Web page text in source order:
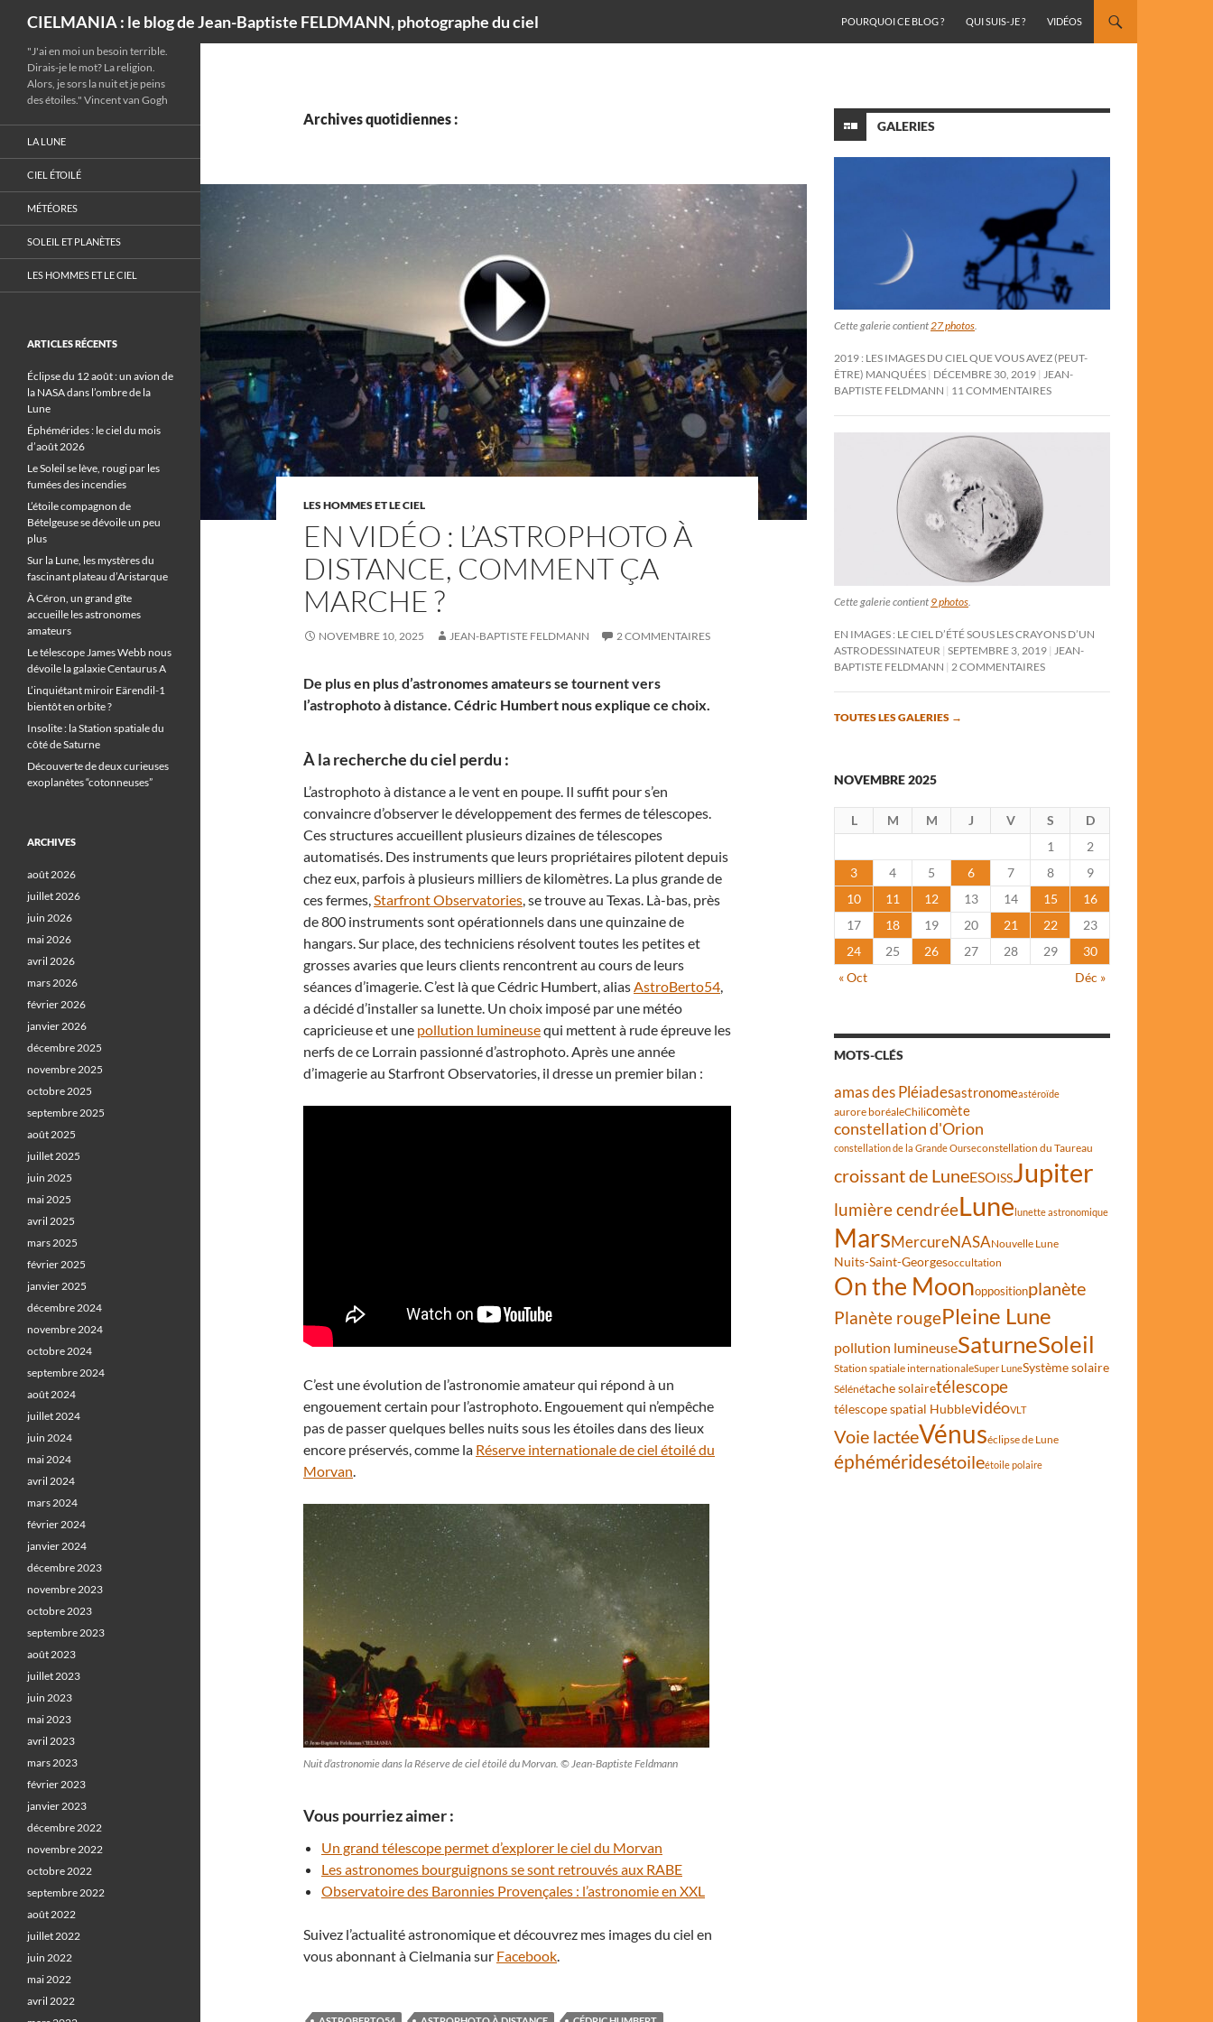
CIELMANIA : le blog de Jean-Baptiste FELDMANN, photographe du ciel
POURQUOI CE BLOG ?
QUI SUIS-JE ? VIDÉOS
Archives quotidiennes :
LES HOMMES ET LE CIEL
EN VIDÉO : L’ASTROPHOTO À
DISTANCE, COMMENT ÇA
MARCHE ?
NOVEMBRE 10, 2025 JEAN-BAPTISTE FELDMANN 2 COMMENTAIRES
De plus en plus d’astronomes amateurs se tournent vers
l’astrophoto à distance. Cédric Humbert nous explique ce choix.
À la recherche du ciel perdu :
L’astrophoto à distance a le vent en poupe. Il suffit pour s’en
convaincre d’observer le développement des fermes de télescopes.
Ces structures accueillent plusieurs dizaines de télescopes
automatisés. Des instruments que leurs propriétaires pilotent depuis
chez eux, parfois à plusieurs milliers de kilomètres. La plus grande de
ces fermes,Starfront Observatories, se trouve au Texas. Là-bas, près
de 800 instruments sont opérationnels dans une quinzaine de
hangars. Sur place, des techniciens résolvent toutes les petites et
grosses avaries que leurs clients rencontrent au cours de leurs
séances d’imagerie. C’est là que Cédric Humbert, aliasAstroBerto54,
a décidé d’installer sa lunette. Un choix imposé par une météo
capricieuse et une pollution lumineusequi mettent à rude épreuve les
nerfs de ce Lorrain passionné d’astrophoto. Après une année
d’imagerie au Starfront Observatories, il dresse un premier bilan :
C’est une évolution de l’astronomie amateur qui répond à un
engouement certain pour l’astrophoto. Engouement qui n’empêche
pas de passer quelques belles nuits sous les étoiles dans des lieux
encore préservés, comme la Réserve internationale de ciel étoilé du
Morvan.
Nuit d’astronomie dans la Réserve de ciel étoilé du Morvan. © Jean-Baptiste Feldmann
Vous pourriez aimer :
Un grand télescope permet d’explorer le ciel du Morvan
Les astronomes bourguignons se sont retrouvés aux RABE
Observatoire des Baronnies Provençales : l’astronomie en XXL
Suivez l’actualité astronomique et découvrez mes images du ciel en
vous abonnant à Cielmania sur Facebook.
GALERIES
Cette galerie contient27 photos.
2019 : LES IMAGES DU CIEL QUE VOUS AVEZ (PEUT-
ÊTRE) MANQUÉES DÉCEMBRE 30, 2019 JEAN-
BAPTISTE FELDMANN
11 COMMENTAIRES
Cette galerie contient 9 photos
EN IMAGES : LE CIEL D’ÉTÉ SOUS LES CRAYONS D’UN
ASTRODESSINATEUR SEPTEMBRE 3, 2019
JEAN-
BAPTISTE FELDMANN
2 COMMENTAIRES
TOUTES LES GALERIES →
NOVEMBRE 2025
L M M J V S
D
1
2
3
4 5 6 7 8
9
10
11 12 13 14 15
16
17
18 19 20 21 22
23
24
25 26 27 28 29
30
« Oct
Déc »
MOTS-CLÉS
amas des Pléiadesastronomeastéroïde
aurore boréaleChilicomète
constellation d'Orion
constellation de la Grande Ourseconstellation du Taureau
croissant de LuneESOISSJupiter
lumière cendréeLunelunette astronomique
MarsMercureNASANouvelle Lune
Nuits-Saint-Georgesoccultation
On the Moonoppositionplanète
Planète rougePleine Lune
pollution lumineuseSaturneSoleil
Station spatiale internationaleSuper LuneSystème solaire
Sélénétache solairetélescope
télescope spatial HubblevidéoVLT
Voie lactéeVénuséclipse de Lune
éphéméridesétoileétoile polaire
"J'ai en moi un besoin terrible.
Dirais-je le mot? La religion.
Alors, je sors la nuit et je peins
des étoiles." Vincent van Gogh
LA LUNE
CIEL ÉTOILÉ
MÉTÉORES
SOLEIL ET PLANÈTES
LES HOMMES ET LE CIEL
ARTICLES RÉCENTS
Éclipse du 12 août : un avion de
la NASA dans l’ombre de la
Lune
Éphémérides : le ciel du mois
d’août 2026
Le Soleil se lève, rougi par les
fumées des incendies
L’étoile compagnon de
Bételgeuse se dévoile un peu
plus
Sur la Lune, les mystères du
fascinant plateau d’Aristarque
À Céron, un grand gîte
accueille les astronomes
amateurs
Le télescope James Webb nous
dévoile la galaxie Centaurus A
L’inquiétant miroir Eärendil-1
bientôt en orbite ?
Insolite : la Station spatiale du
côté de Saturne
Découverte de deux curieuses
exoplanètes “cotonneuses”
ARCHIVES
août 2026
juillet 2026
juin 2026
mai 2026
avril 2026
mars 2026
février 2026
janvier 2026
décembre 2025
novembre 2025
octobre 2025
septembre 2025
août 2025
juillet 2025
juin 2025
mai 2025
avril 2025
mars 2025
février 2025
janvier 2025
décembre 2024
novembre 2024
octobre 2024
septembre 2024
août 2024
juillet 2024
juin 2024
mai 2024
avril 2024
mars 2024
février 2024
janvier 2024
décembre 2023
novembre 2023
octobre 2023
septembre 2023
août 2023
juillet 2023
juin 2023
mai 2023
avril 2023
mars 2023
février 2023
janvier 2023
décembre 2022
novembre 2022
octobre 2022
septembre 2022
août 2022
juillet 2022
juin 2022
mai 2022
avril 2022